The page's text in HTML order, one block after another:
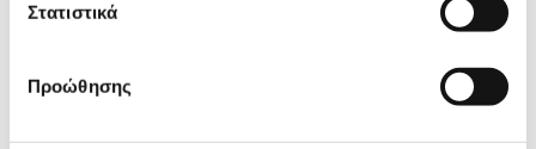
Στατιστικά
Προώθησης